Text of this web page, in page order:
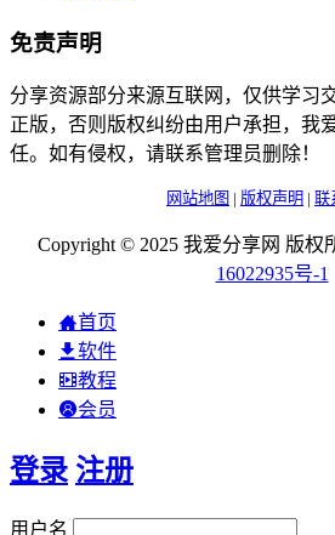
免责声明
分享资源部分来源互联网，仅供学习
正版，否则版权纠纷由用户承担，我
任。如有侵权，请联系管理员删除！
网站地图 | 版权声明 | 联
Copyright © 2025 我爱分享网 版权
16022935号-1
首页
软件
教程
会员
登录 注册
用户名